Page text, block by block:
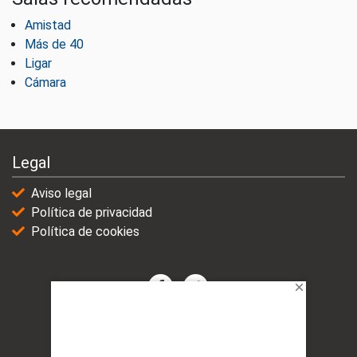
Amistad
Más de 40
Ligar
Cámara
Legal
Aviso legal
Política de privacidad
Política de cookies